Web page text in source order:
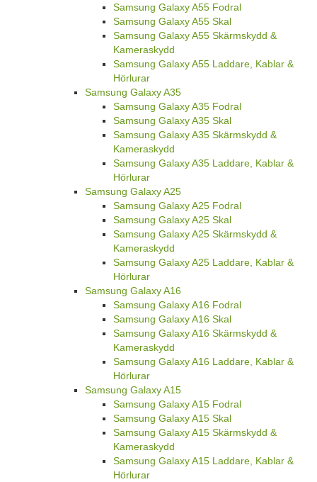
Samsung Galaxy A55 Fodral
Samsung Galaxy A55 Skal
Samsung Galaxy A55 Skärmskydd &
Kameraskydd
Samsung Galaxy A55 Laddare, Kablar &
Hörlurar
Samsung Galaxy A35
Samsung Galaxy A35 Fodral
Samsung Galaxy A35 Skal
Samsung Galaxy A35 Skärmskydd &
Kameraskydd
Samsung Galaxy A35 Laddare, Kablar &
Hörlurar
Samsung Galaxy A25
Samsung Galaxy A25 Fodral
Samsung Galaxy A25 Skal
Samsung Galaxy A25 Skärmskydd &
Kameraskydd
Samsung Galaxy A25 Laddare, Kablar &
Hörlurar
Samsung Galaxy A16
Samsung Galaxy A16 Fodral
Samsung Galaxy A16 Skal
Samsung Galaxy A16 Skärmskydd &
Kameraskydd
Samsung Galaxy A16 Laddare, Kablar &
Hörlurar
Samsung Galaxy A15
Samsung Galaxy A15 Fodral
Samsung Galaxy A15 Skal
Samsung Galaxy A15 Skärmskydd &
Kameraskydd
Samsung Galaxy A15 Laddare, Kablar &
Hörlurar